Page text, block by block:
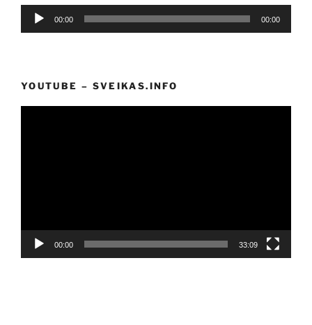
Audio
00:00 00:00
YOUTUBE – SVEIKAS.INFO
00:00 33:09